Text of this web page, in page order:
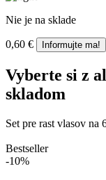
Nie je na sklade
0,60 € Informujte ma!
Vyberte si z
skladom
Set pre rast vlasov na
Bestseller
-10%